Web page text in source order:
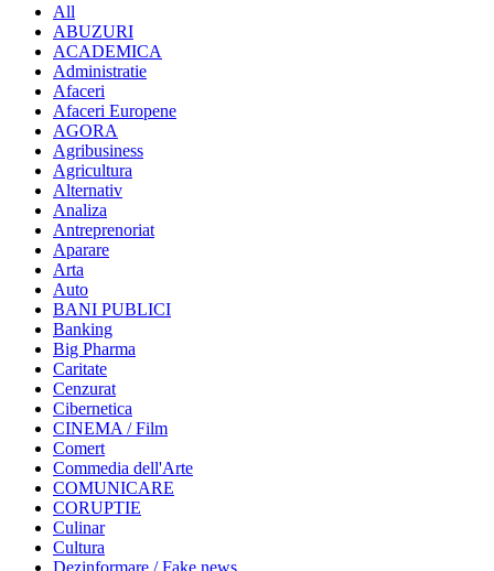
All
ABUZURI
ACADEMICA
Administratie
Afaceri
Afaceri Europene
AGORA
Agribusiness
Agricultura
Alternativ
Analiza
Antreprenoriat
Aparare
Arta
Auto
BANI PUBLICI
Banking
Big Pharma
Caritate
Cenzurat
Cibernetica
CINEMA / Film
Comert
Commedia dell'Arte
COMUNICARE
CORUPTIE
Culinar
Cultura
Dezinformare / Fake news